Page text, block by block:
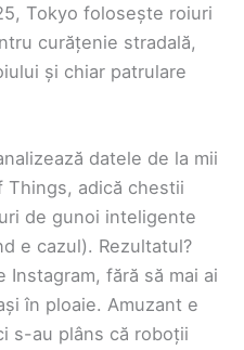
Tokyo folosește roiuri
curățenie stradală,
și chiar patrulare
datele de la mii
Things, adică chestii
de gunoi inteligente
e cazul). Rezultatul?
fără să mai ai
în ploaie. Amuzant e
s-au plâns că roboții